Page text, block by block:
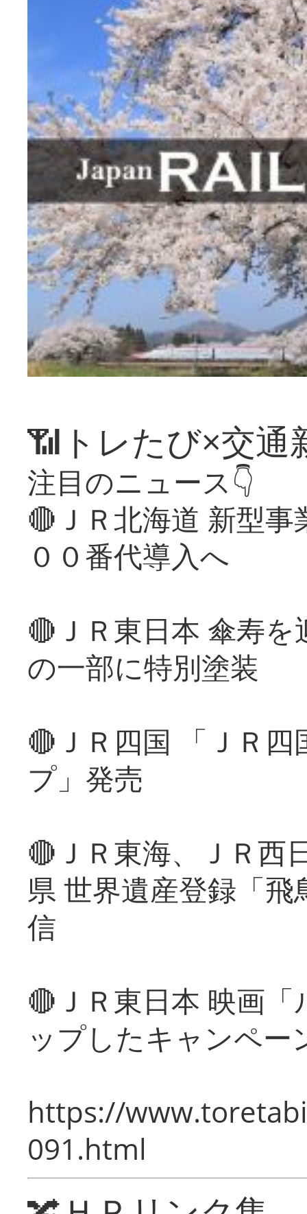
📶トレたび×交通
注目のニュース👇
🔴ＪＲ北海道 新型
００番代導入へ
🔴ＪＲ東日本 傘寿
の一部に特別塗装
🔴ＪＲ四国 「ＪＲ
プ」発売
🔴ＪＲ東海、ＪＲ西
県 世界遺産登録「
信
🔴ＪＲ東日本 映画
ップしたキャンペー
https://
091.html